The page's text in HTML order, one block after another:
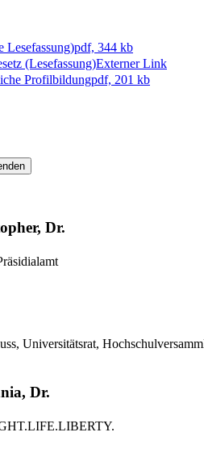
Lesefassung)pdf, 344 kb
(Lesefassung)Externer Link
Profilbildungpdf, 201 kb
Dr.
Universitätsrat,
Dr.